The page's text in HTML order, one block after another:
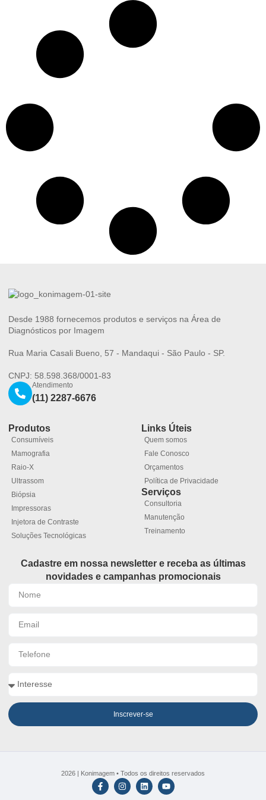
Desde 1988 fornecemos produtos e serviços na Área de
Diagnósticos por Imagem
Rua Maria Casali Bueno, 57 - Mandaqui - São Paulo - SP.
CNPJ: 58.598.368/0001-83
Atendimento
(11) 2287-6676
Produtos
Consumíveis
Mamografia
Raio-X
Ultrassom
Biópsia
Impressoras
Injetora de Contraste
Soluções Tecnológicas
Links Úteis
Quem somos
Fale Conosco
Orçamentos
Política de Privacidade
Serviços
Consultoria
Manutenção
Treinamento
Cadastre em nossa newsletter e receba as últimas
novidades e campanhas promocionais
Inscrever-se
2026 | Konimagem • Todos os direitos reservados